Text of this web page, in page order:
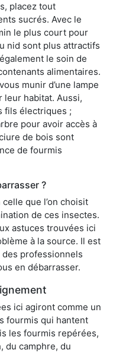
placez tout
sucrés. Avec le
le plus court pour
nid sont plus attractifs
le soin de
alimentaires.
munir d’une lampe
habitat. Aussi,
fils électriques ;
pour avoir accès à
de bois sont
de fourmis
?
que l’on choisit
de ces insectes.
astuces trouvées ici
à la source. Il est
professionnels
en débarrasser.
ici agiront comme un
fourmis qui hantent
les fourmis repérées,
du camphre, du